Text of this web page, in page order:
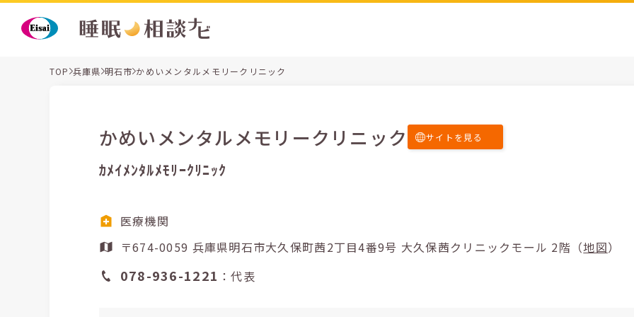
TOP 兵庫県 明石市 かめいメンタルメモリークリニック
かめいメンタルメモリークリニック サイトを見る
ｶﾒｲﾒﾝﾀﾙﾒﾓﾘｰｸﾘﾆｯｸ
医療機関
〒674-0059 兵庫県明石市大久保町茜2丁目4番9号 大久保茜クリニックモール 2階（地図）
078-936-1221 ：代表